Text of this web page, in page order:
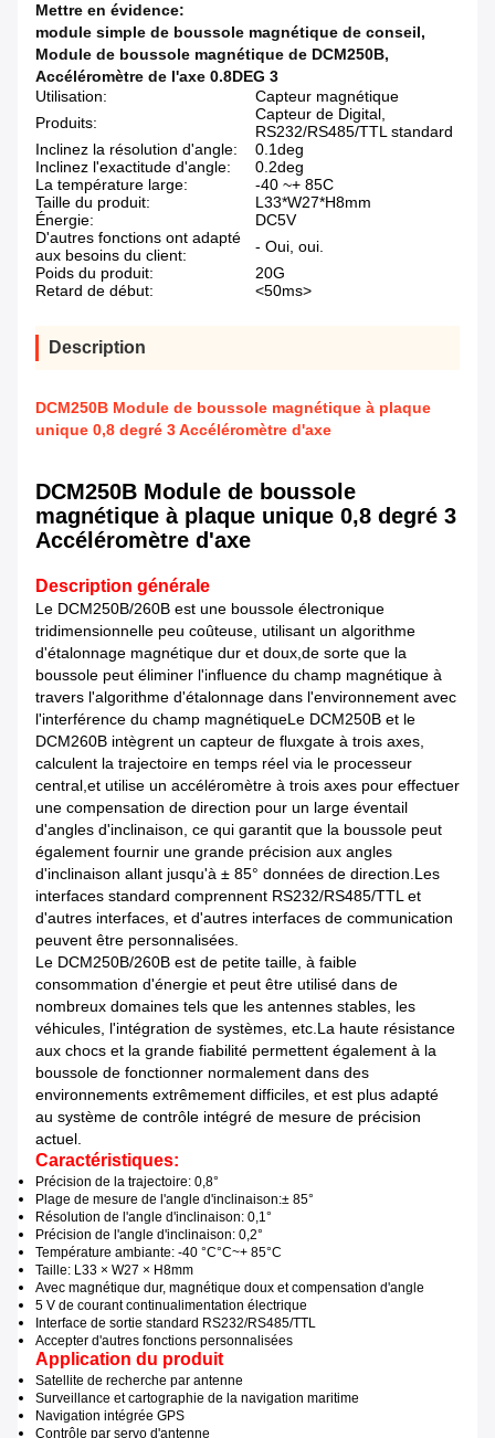
Mettre en évidence:
module simple de boussole magnétique de conseil,
Module de boussole magnétique de DCM250B,
Accéléromètre de l'axe 0.8DEG 3
Utilisation:
Capteur magnétique
Produits:
Capteur de Digital,
RS232/RS485/TTL standard
Inclinez la résolution d'angle:
0.1deg
Inclinez l'exactitude d'angle:
0.2deg
La température large:
-40 ~+ 85C
Taille du produit:
L33*W27*H8mm
Énergie:
DC5V
D'autres fonctions ont adapté
aux besoins du client:
- Oui, oui.
Poids du produit:
20G
Retard de début:
<50ms>
Description
DCM250B Module de boussole magnétique à plaque
unique 0,8 degré 3 Accéléromètre d'axe
DCM250B Module de boussole
magnétique à plaque unique 0,8 degré 3
Accéléromètre d'axe
Description générale
Le DCM250B/260B est une boussole électronique
tridimensionnelle peu coûteuse, utilisant un algorithme
d'étalonnage magnétique dur et doux,de sorte que la
boussole peut éliminer l'influence du champ magnétique à
travers l'algorithme d'étalonnage dans l'environnement avec
l'interférence du champ magnétiqueLe DCM250B et le
DCM260B intègrent un capteur de fluxgate à trois axes,
calculent la trajectoire en temps réel via le processeur
central,et utilise un accéléromètre à trois axes pour effectuer
une compensation de direction pour un large éventail
d'angles d'inclinaison, ce qui garantit que la boussole peut
également fournir une grande précision aux angles
d'inclinaison allant jusqu'à ± 85° données de direction.Les
interfaces standard comprennent RS232/RS485/TTL et
d'autres interfaces, et d'autres interfaces de communication
peuvent être personnalisées.
Le DCM250B/260B est de petite taille, à faible
consommation d'énergie et peut être utilisé dans de
nombreux domaines tels que les antennes stables, les
véhicules, l'intégration de systèmes, etc.La haute résistance
aux chocs et la grande fiabilité permettent également à la
boussole de fonctionner normalement dans des
environnements extrêmement difficiles, et est plus adapté
au système de contrôle intégré de mesure de précision
actuel.
Caractéristiques:
Précision de la trajectoire: 0,8°
Plage de mesure de l'angle d'inclinaison:± 85°
Résolution de l'angle d'inclinaison: 0,1°
Précision de l'angle d'inclinaison: 0,2°
Température ambiante: -40 °C°C~+ 85°C
Taille: L33 × W27 × H8mm
Avec magnétique dur, magnétique doux et compensation d'angle
5 V de courant continualimentation électrique
Interface de sortie standard RS232/RS485/TTL
Accepter d'autres fonctions personnalisées
Application du produit
Satellite de recherche par antenne
Surveillance et cartographie de la navigation maritime
Navigation intégrée GPS
Contrôle par servo d'antenne